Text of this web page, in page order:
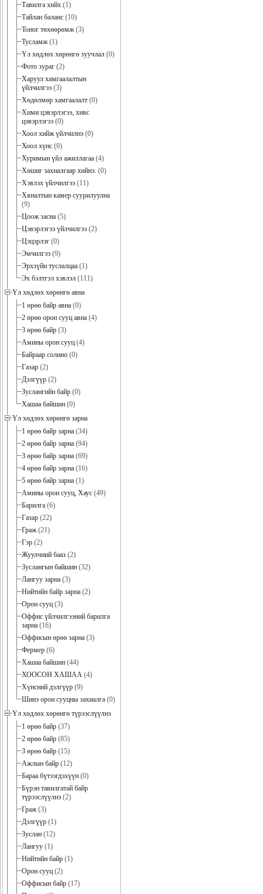
Тавилга хийх (1)
Тайлан баланс (10)
Тоног төхөөрөмж(3)
Тусламж(1)
Үл хөдлөх хөрөнгө зуучлал (0)
Фото зураг (2)
Харуул хамгаалалтын
үйлчилгээ (3)
Хөдөлмөр хамгаалалт (0)
Хими цэвэрлэгээ, хивс
цэвэрлэгээ (0)
Хоол хийж үйлчилнэ (0)
Хоол хүнс (0)
Хуримын үйл ажиллагаа (4)
Хөшиг захиалгаар хийнэ. (0)
Хэвлэх үйлчилгээ (11)
Хяналтын камер суурилуулна
(9)
Цоож засна (5)
Цэвэрлэгээ үйлчилгээ (2)
Цэцэрлэг (0)
Эмчилгээ (9)
Эрхзүйн туслалцаа (1)
Эх бэлтгэл хэвлэл (111)
Үл хөдлөх хөрөнгө авна
1 өрөө байр авна (0)
2 өрөө орон сууц авна (4)
3 өрөө байр (3)
Амины орон сууц (4)
Байраар солино (0)
Газар (2)
Дэлгүүр (2)
Зуслангийн байр (0)
Хашаа байшин (0)
Үл хөдлөх хөрөнгө зарна
1 өрөө байр зарна (34)
2 өрөө байр зарна (94)
3 өрөө байр зарна (69)
4 өрөө байр зарна (16)
5 өрөө байр зарна (1)
Амины орон сууц, Хаус (49)
Барилга (6)
Газар (22)
Граж(21)
Гэр (2)
Жуулчний бааз (2)
Зуслангын байшин (32)
Лангуу зарна (3)
Нийтийн байр зарна (2)
Орон сууц (3)
Оффис үйлчилгээний барилга
зарна (16)
Оффисын өрөө зарна (3)
Фермер (6)
Хашаа байшин (44)
ХООСОН ХАШАА (4)
Хүнсний дэлгүүр (9)
Шинэ орон сууцны захиалга (0)
Үл хөдлөх хөрөнгө түрээслүүлнэ
1 өрөө байр (37)
2 өрөө байр (85)
3 өрөө байр (15)
Ажлын байр (12)
Бараа бүтээгдэхүүн (0)
Бүрэн тавилгатай байр
түрээслүүлнэ (2)
Граж(3)
Дэлгүүр (1)
Зуслан (12)
Лангуу (1)
Нийтийн байр (1)
Орон сууц (2)
Оффисын байр (17)